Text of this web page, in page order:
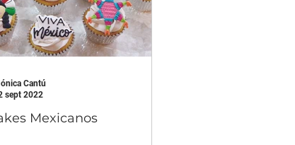
Mexicanos
Cantú
sept 2022